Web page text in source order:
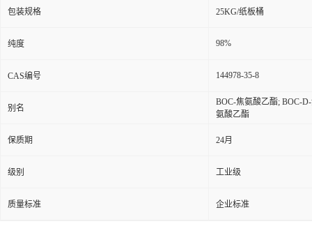
包装规格 25KG/纸板桶
纯度 98%
CAS编号 144978-35-8
别名
BOC-焦氨酸乙酯; BOC-
氨酸乙酯
保质期 24月
级别 工业级
质量标准 企业标准